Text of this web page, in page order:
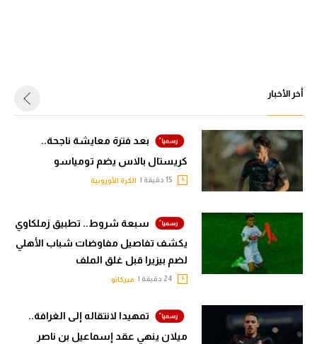
أخر الأخبار
بعد فترة معايشة ناجحة..
كريستال بالاس يضم تومياسو
الكرة الأوروبية
سبعة شروط.. تطبيق زملكاوي
يكشف تفاصيل مفاوضات شباب الأهلي
لضم بيزيرا قبل غلق الملف
ميركاتو
تمهيدا لانتقاله إلى الغرافة..
ميلان ينهي عقد إسماعيل بن ناصر